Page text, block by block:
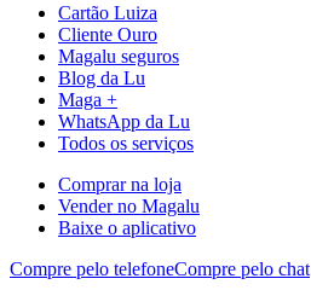
Cartão Luiza
Cliente Ouro
Magalu seguros
Blog da Lu
Maga +
WhatsApp da Lu
Todos os serviços
Comprar na loja
Vender no Magalu
Baixe o aplicativo
Compre pelo telefoneCompre pelo chat